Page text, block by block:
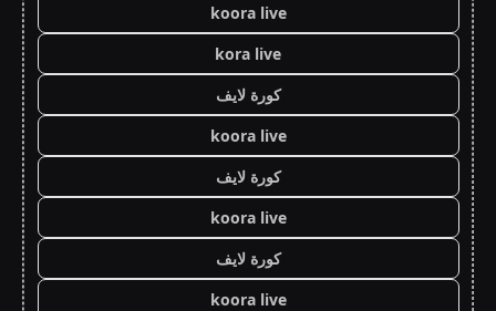
koora live
kora live
كورة لايف
koora live
كورة لايف
koora live
كورة لايف
koora live